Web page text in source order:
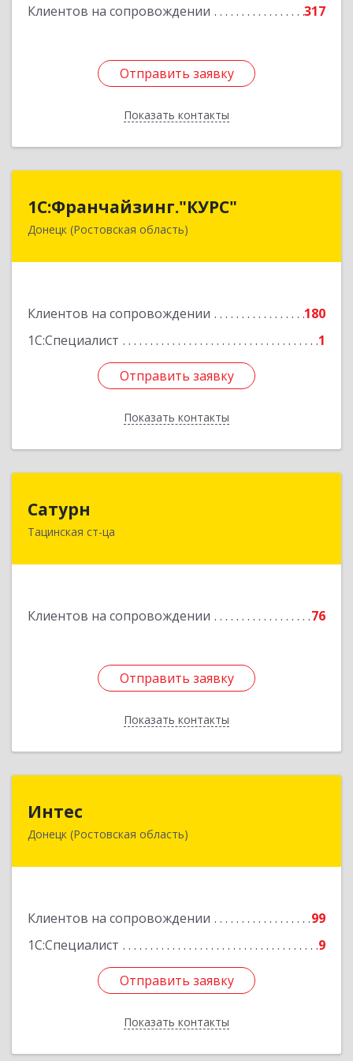
Клиентов на сопровождении 317
Отправить заявку
Показать контакты
Подробнее
Отправить заявку
Назад
1С:Франчайзинг."КУРС"
Донецк (Ростовская область)
Клиентов на сопровождении
180
1С:Специалист
1
Отправить заявку
Показать контакты
1С:Франчайзинг."КУРС"
346330, Ростовская обл, Донецк г, Благодатный
Отправить заявку
Назад
Сатурн
Тацинская ст-ца
Клиентов на сопровождении 76
Отправить заявку
Показать контакты
347060, Ростовская область, Тацинский район,
Отправить заявку
Назад
Интес
Донецк (Ростовская область)
Клиентов на сопровождении
99
1С:Специалист
9
Отправить заявку
Показать контакты
346330, Ростовская обл, Донецк г, 60-й кв-л,
Отправить заявку
Назад